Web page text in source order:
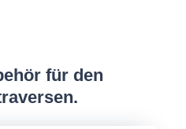
für den